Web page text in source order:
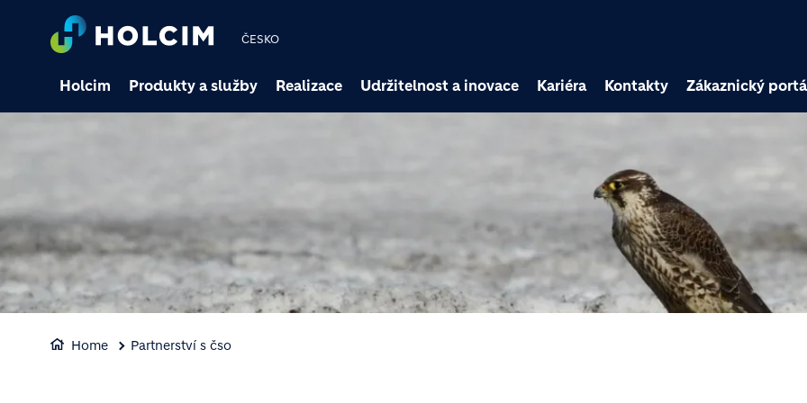
ČESKO
Holcim Produkty a služby Realizace Udržitelnost a inovace Kariéra Kontakty Zákaznický
Home Partnerství s čso